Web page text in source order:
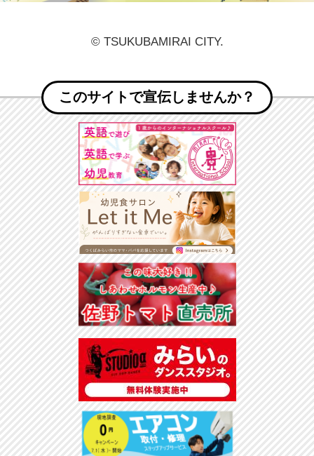
© TSUKUBAMIRAI CITY.
このサイトで宣伝しませんか？